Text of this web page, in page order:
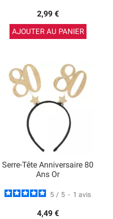
2,99 €
AJOUTER AU PANIER
Serre-Tête Anniversaire 80
Ans Or
5 / 5 - 1 avis
4,49 €